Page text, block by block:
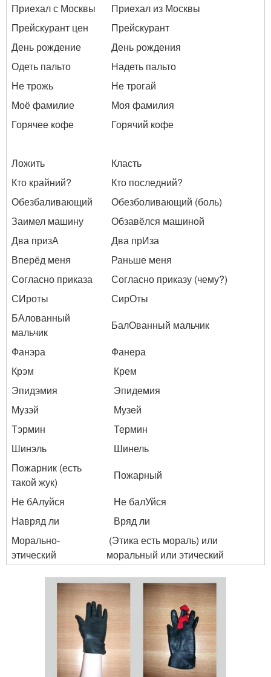
Приехал с Москвы
Приехал из Москвы
Прейскурант цен
Прейскурант
День рождение
День рождения
Одеть пальто
Надеть пальто
Не трожь
Не трогай
Моё фамилие
Моя фамилия
Горячее кофе
Горячий кофе
Ложить
Класть
Кто крайний?
Кто последний?
Обезбаливающий
Обезболивающий (боль)
Заимел машину
Обзавёлся машиной
Два призА
Два прИза
Вперёд меня
Раньше меня
Согласно приказа
Согласно приказу (чему?)
СИроты
СирОты
БАлованный
мальчик
БалОванный мальчик
Фанэра
Фанера
Крэм
Крем
Эпидэмия
Эпидемия
Музэй
Музей
Тэрмин
Термин
Шинэль
Шинель
Пожарник (есть
такой жук)
Пожарный
Не бАлуйся
Не балУйся
Навряд ли
Вряд ли
Морально-
этический
(Этика есть мораль) или
моральный или этический